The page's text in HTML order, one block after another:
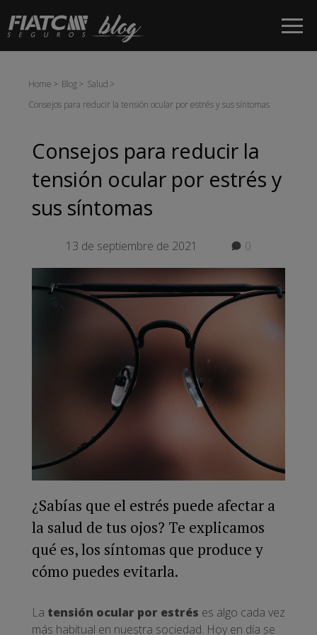
Saltar al contenido principal
Home Blog
Salud
Consejos para reducir la tensión ocular por estrés y sus síntomas
Consejos para reducir la
tensión ocular por estrés y
sus síntomas
13 de septiembre de 2021 0
¿Sabías que el estrés puede afectar a
la salud de tus ojos? Te explicamos
qué es, los síntomas que produce y
cómo puedes evitarla.
La tensión ocular por estrés es algo cada vez
más habitual en nuestra sociedad. Hoy en día se